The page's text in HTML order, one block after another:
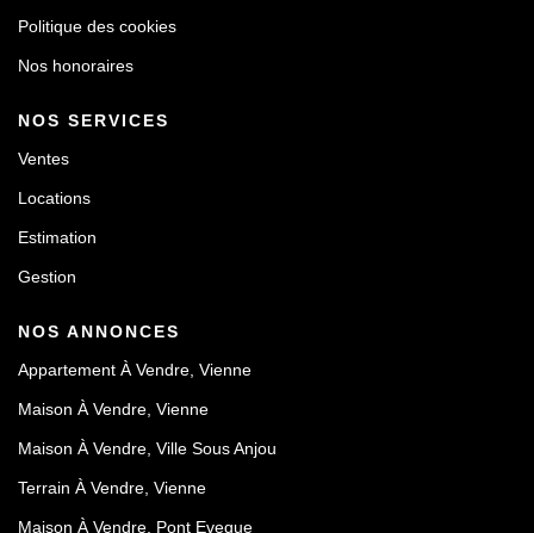
Politique des cookies
Nos honoraires
NOS SERVICES
Ventes
Locations
Estimation
Gestion
NOS ANNONCES
Appartement À Vendre, Vienne
Maison À Vendre, Vienne
Maison À Vendre, Ville Sous Anjou
Terrain À Vendre, Vienne
Maison À Vendre, Pont Eveque